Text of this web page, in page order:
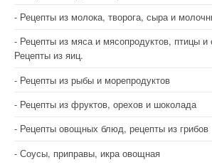
Рецепты из молока, творога, сыра и
Рецепты из мяса и мясопродуктов, птицы и
Рецепты из яиц.
Рецепты из рыбы и морепродуктов
Рецепты из фруктов, орехов и шоколада
Рецепты овощных блюд, рецепты из грибов
Соусы, приправы, икра овощная